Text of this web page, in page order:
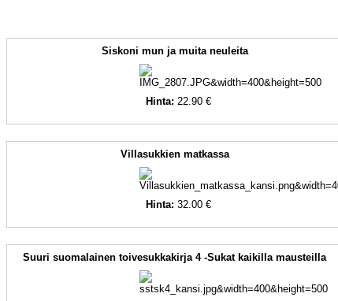
Siskoni mun ja muita neuleita
Hinta: 22.90 €
Villasukkien matkassa
Hinta: 32.00 €
Suuri suomalainen toivesukkakirja 4 -Sukat kaikilla mausteilla